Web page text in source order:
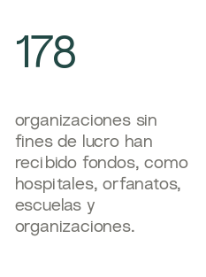
178
​organizaciones sin
fines de lucro han
recibido fondos, como
hospitales, orfanatos,
escuelas y
organizaciones.